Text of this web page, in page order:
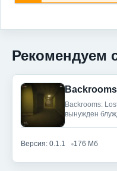
Рекомендуем
Backrooms:
вынужден
Версия: 0.1.1 176 Мб